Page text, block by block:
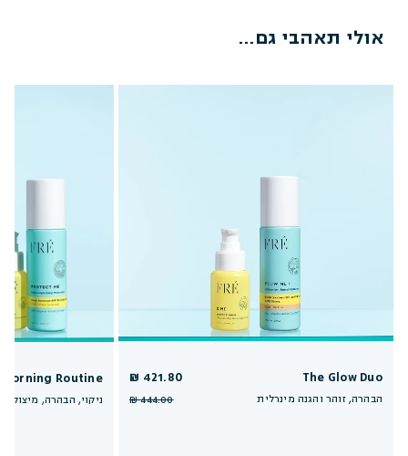
אולי תאהבי גם...
The Glow Duo
הבהרה, זוהר והגנה מינרלית
421.80 ₪
444.00 ₪
Morning Routine
ניקוי, הבהרה, מיצוק